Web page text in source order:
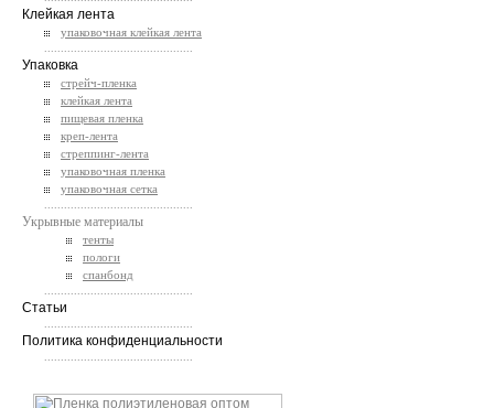
Клейкая лента
упаковочная клейкая лента
Упаковка
стрейч-пленка
клейкая лента
пищевая пленка
креп-лента
стреппинг-лента
упаковочная пленка
упаковочная сетка
Укрывные материалы
тенты
пологи
спанбонд
Статьи
Политика конфиденциальности